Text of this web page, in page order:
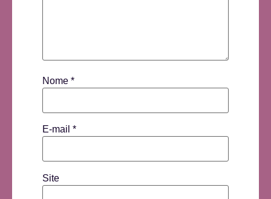
Nome *
E-mail *
Site